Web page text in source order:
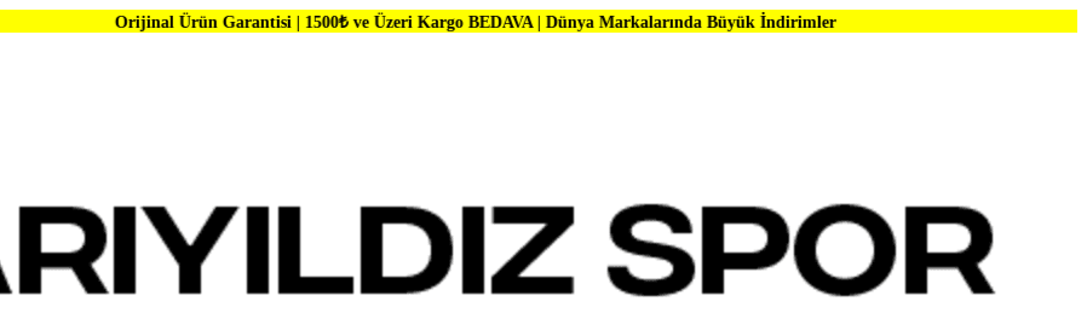
Orijinal Ürün Garantisi | 1500₺ ve Üzeri Kargo BEDAVA | Dünya Markalarında Büyük İndirimler